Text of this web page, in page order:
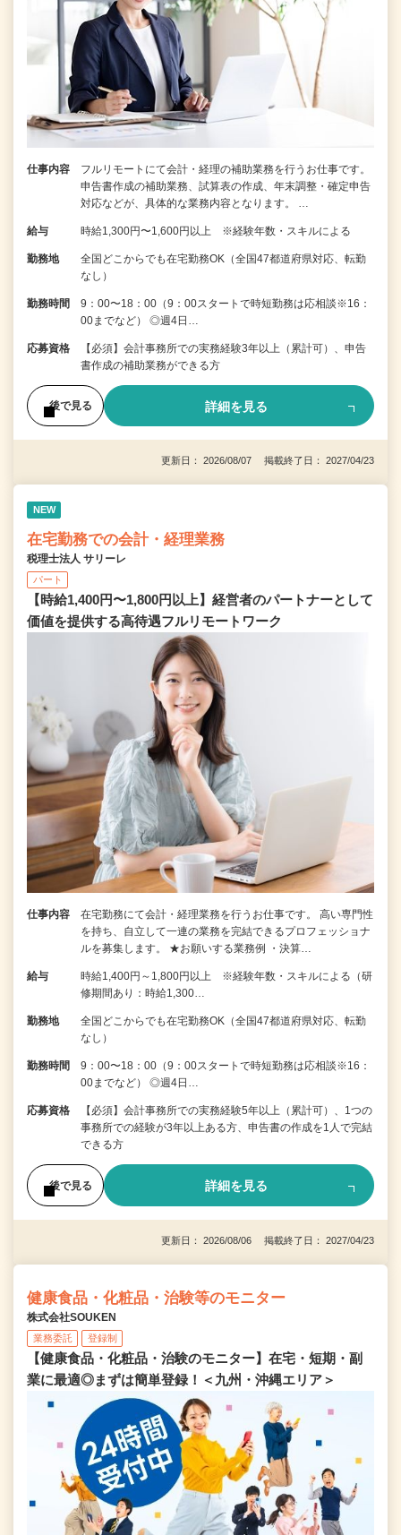
仕事内容
フルリモートにて会計・経理の補助業務を行うお仕事です。
申告書作成の補助業務、試算表の作成、年末調整・確定申告
対応などが、具体的な業務内容となります。 …
給与 時給1,300円〜1,600円以上 ※経験年数・スキルによる
勤務地
全国どこからでも在宅勤務OK（全国47都道府県対応、転勤
なし）
勤務時間
9：00〜18：00（9：00スタートで時短勤務は応相談※16：
00までなど） ◎週4日…
応募資格
【必須】会計事務所での実務経験3年以上（累計可）、申告
書作成の補助業務ができる方
後で見る 詳細を見る
更新日： 2026/08/07 掲載終了日： 2027/04/23
NEW
在宅勤務での会計・経理業務
税理士法人 サリーレ
パート
【時給1,400円〜1,800円以上】経営者のパートナーとして
価値を提供する⾼待遇フルリモートワーク
仕事内容
在宅勤務にて会計・経理業務を行うお仕事です。 高い専門性
を持ち、自立して一連の業務を完結できるプロフェッショナ
ルを募集します。 ★お願いする業務例 ・決算…
給与
時給1,400円～1,800円以上 ※経験年数・スキルによる（研
修期間あり：時給1,300…
勤務地
全国どこからでも在宅勤務OK（全国47都道府県対応、転勤
なし）
勤務時間
9：00〜18：00（9：00スタートで時短勤務は応相談※16：
00までなど） ◎週4日…
応募資格
【必須】会計事務所での実務経験5年以上（累計可）、1つの
事務所での経験が3年以上ある方、申告書の作成を1人で完結
できる方
後で見る 詳細を見る
更新日： 2026/08/06 掲載終了日： 2027/04/23
健康食品・化粧品・治験等のモニター
株式会社SOUKEN
業務委託 登録制
【健康食品・化粧品・治験のモニター】在宅・短期・副
業に最適◎まずは簡単登録！＜九州・沖縄エリア＞